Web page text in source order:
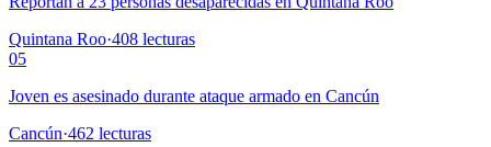
Quintana Roo·408 lecturas
05
Joven es asesinado durante ataque armado en Cancún
Cancún·462 lecturas